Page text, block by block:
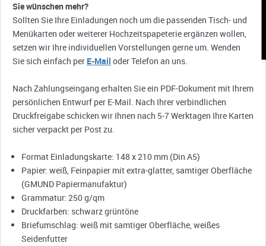
Sie wünschen mehr?
Sollten Sie Ihre Einladungen noch um die passenden Tisch- und
Menükarten oder weiterer Hochzeitspapeterie ergänzen wollen,
setzen wir Ihre individuellen Vorstellungen gerne um. Wenden
Sie sich einfach per E-Mail oder Telefon an uns.
Nach Zahlungseingang erhalten Sie ein PDF-Dokument mit Ihrem
persönlichen Entwurf per E-Mail. Nach Ihrer verbindlichen
Druckfreigabe schicken wir Ihnen nach 5-7 Werktagen Ihre Karten
sicher verpackt per Post zu.
Format Einladungskarte: 148 x 210 mm (Din A5)
Papier: weiß, Feinpapier mit extra-glatter, samtiger Oberfläche
(GMUND Papiermanufaktur)
Grammatur: 250 g/qm
Druckfarben: schwarz grüntöne
Briefumschlag: weiß mit samtiger Oberfläche, weißes
Seidenfutter